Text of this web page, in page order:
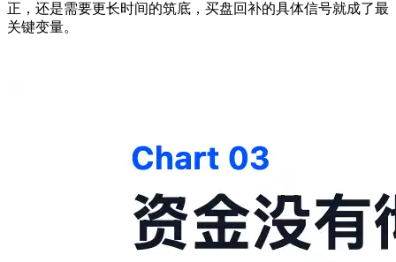
正，还是需要更长时间的筑底，买盘回补的具体信号就成了最
关键变量。